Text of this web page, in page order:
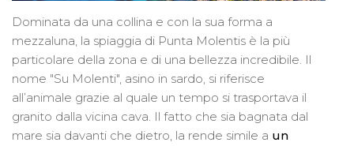
Dominata da una collina e con la sua forma a
mezzaluna, la spiaggia di Punta Molentis è la più
particolare della zona e di una bellezza incredibile. Il
nome "Su Molenti", asino in sardo, si riferisce
all’animale grazie al quale un tempo si trasportava il
granito dalla vicina cava. Il fatto che sia bagnata dal
mare sia davanti che dietro, la rende simile a un